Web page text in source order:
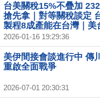
台美關稅15%不疊加
搶先拿｜對等關稅談定
製程8成產能在台灣｜美
破亮點！電子業赴美設廠
產利多｜被一帶一路害
天起重機奪命釀34死
2026-01-16 19:29:36
美伊間接會談進行中 傳
重啟全面戰爭
2026-07-01 20:30:31